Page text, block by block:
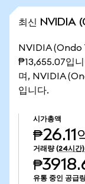
최신 NVIDIA
NVIDIA (Ondo
₱13,655.07입
며, NVIDIA
입니다.
시가총액
₱26.11
거래량 (24시간)
유통 중인 공급